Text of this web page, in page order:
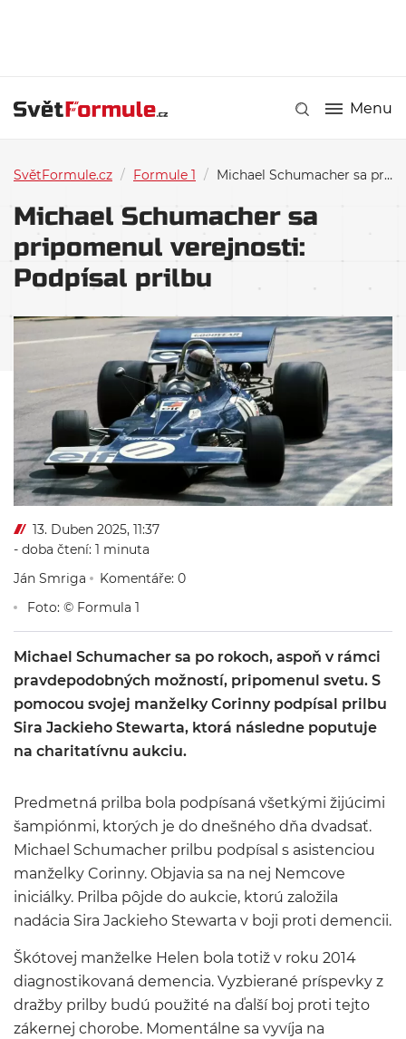
Menu
SvětFormule.cz / Formule 1 / Michael Schumacher sa pripomenul verejnosti: Podpísal prilbu
Michael Schumacher sa
pripomenul verejnosti:
Podpísal prilbu
13. Duben 2025, 11:37
- doba čtení: 1 minuta
Ján Smriga
Komentáře: 0
Foto: © Formula 1
Michael Schumacher sa po rokoch, aspoň v rámci
pravdepodobných možností, pripomenul svetu. S
pomocou svojej manželky Corinny podpísal prilbu
Sira Jackieho Stewarta, ktorá následne poputuje
na charitatívnu aukciu.
Predmetná prilba bola podpísaná všetkými žijúcimi
šampiónmi, ktorých je do dnešného dňa dvadsať.
Michael Schumacher prilbu podpísal s asistenciou
manželky Corinny. Objavia sa na nej Nemcove
iniciálky. Prilba pôjde do aukcie, ktorú založila
nadácia Sira Jackieho Stewarta v boji proti demencii.
Škótovej manželke Helen bola totiž v roku 2014
diagnostikovaná demencia. Vyzbierané príspevky z
dražby prilby budú použité na ďalší boj proti tejto
zákernej chorobe. Momentálne sa vyvíja na